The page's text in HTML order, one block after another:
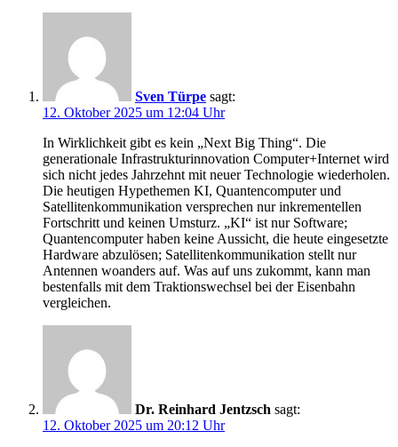
Sven Türpe sagt:
12. Oktober 2025 um 12:04 Uhr
In Wirklichkeit gibt es kein „Next Big Thing“. Die
generationale Infrastrukturinnovation Computer+Internet wird
sich nicht jedes Jahrzehnt mit neuer Technologie wiederholen.
Die heutigen Hypethemen KI, Quantencomputer und
Satellitenkommunikation versprechen nur inkrementellen
Fortschritt und keinen Umsturz. „KI“ ist nur Software;
Quantencomputer haben keine Aussicht, die heute eingesetzte
Hardware abzulösen; Satellitenkommunikation stellt nur
Antennen woanders auf. Was auf uns zukommt, kann man
bestenfalls mit dem Traktionswechsel bei der Eisenbahn
vergleichen.
Dr. Reinhard Jentzsch sagt:
12. Oktober 2025 um 20:12 Uhr